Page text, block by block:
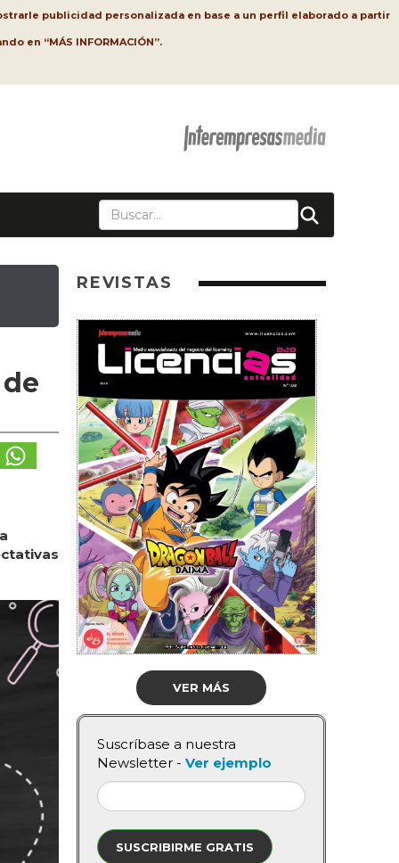
publicidad personalizada en base a un perfil elaborado a partir
en “MÁS INFORMACIÓN”.
REVISTAS
VER MÁS
Suscríbase a nuestra
Newsletter - Ver ejemplo
SUSCRIBIRME GRATIS